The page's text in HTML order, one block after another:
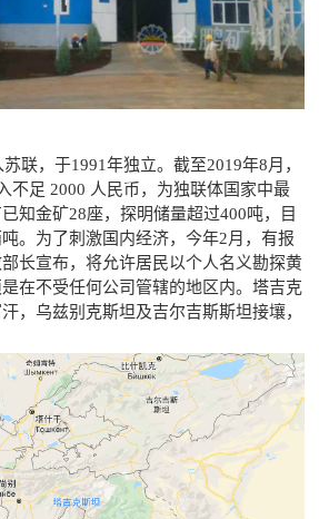
联，于1991年独立。截至2019年8月，
不足 2000 人民币，为独联体国家中最
知金矿28座，探明储量超过400吨，目
。为了刺激国内经济，今年2月，有报
长宣布，将允许居民以个人名义勘探黄
在不受任何公司管辖的地区内。塔吉克
，乌兹别克斯坦及吉尔吉斯斯坦接壤，
发展历程
企业文化
专家团队